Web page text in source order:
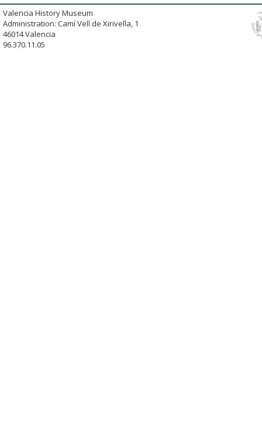
Valencia History Museum
Administration: Camí Vell de Xirivella, 1
46014 Valencia
96.370.11.05